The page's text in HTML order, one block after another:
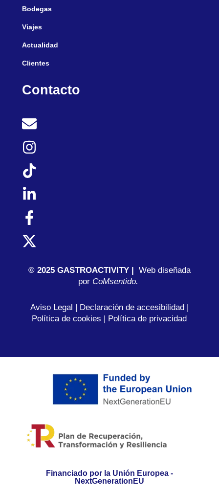
Bodegas
Viajes
Actualidad
Clientes
Contacto
© 2025 GASTROACTIVITY |
Web diseñada
porCoMsentido.
Aviso Legal Declaración de accesibilidad
Política de cookies
Política de privacidad
Financiado por la Unión Europea -
NextGenerationEU